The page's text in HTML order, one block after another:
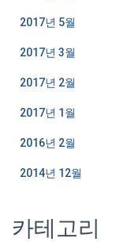
2017년 5월
2017년 3월
2017년 2월
2017년 1월
2016년 2월
2014년 12월
카테고리